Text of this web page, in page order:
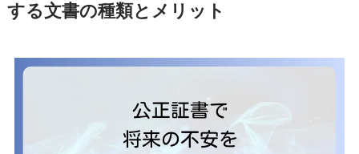
する文書の種類とメリット